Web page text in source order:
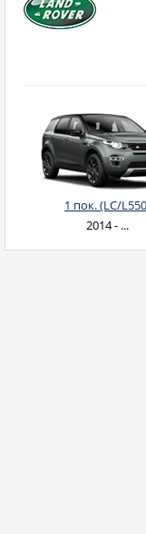
1 пок. (LC/
2014 - ...